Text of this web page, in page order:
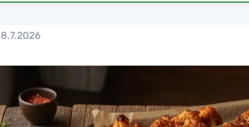
8.7.2026